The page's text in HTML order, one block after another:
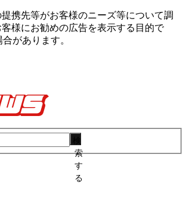
携先等がお客様のニーズ等について調
様にお勧めの広告を表⽰する⽬的で
があります。
索
す
る